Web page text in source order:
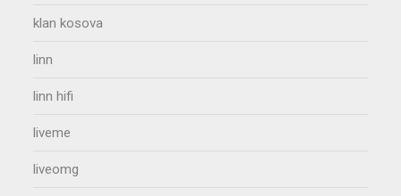
klan kosova
linn
linn hifi
liveme
liveomg